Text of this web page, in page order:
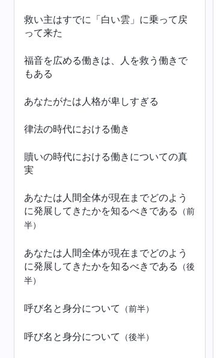
救い主はすでに「白い雲」に乗って戻
って来た
福音を広める働きは、人を救う働きで
もある
あなたがたは人格が卑しすぎる
律法の時代における働き
贖いの時代における働きについての真
実
あなたは人間全体が現在までどのよう
に発展してきたかを知るべきである
（前
半）
あなたは人間全体が現在までどのよう
に発展してきたかを知るべきである
（後
半）
呼び名と身分について （前半）
呼び名と身分について （後半）